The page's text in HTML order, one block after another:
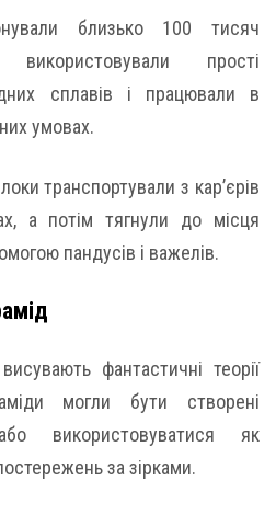
близько 100 тисяч
використовували прості
сплавів і працювали в
умовах.
транспортували з кар’єрів
а потім тягнули до місця
пандусів і важелів.
фантастичні теорії
могли бути створені
використовуватися як
за зірками.